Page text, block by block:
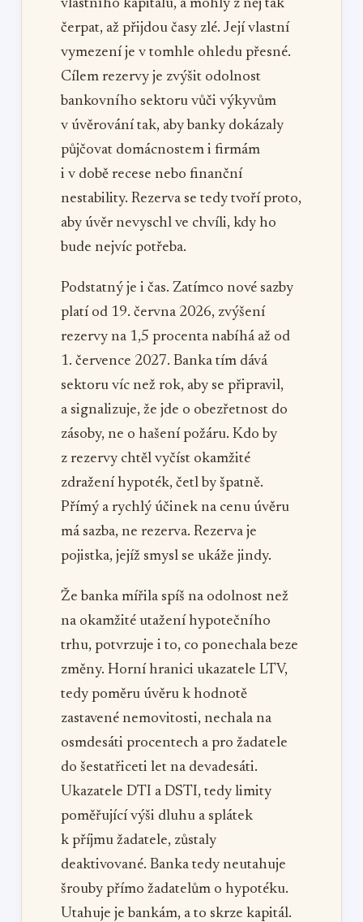
vlastního kapitálu, a mohly z něj tak
čerpat, až přijdou časy zlé. Její vlastní
vymezení je v tomhle ohledu přesné.
Cílem rezervy je zvýšit odolnost
bankovního sektoru vůči výkyvům
v úvěrování tak, aby banky dokázaly
půjčovat domácnostem i firmám
i v době recese nebo finanční
nestability. Rezerva se tedy tvoří proto,
aby úvěr nevyschl ve chvíli, kdy ho
bude nejvíc potřeba.
Podstatný je i čas. Zatímco nové sazby
platí od 19. června 2026, zvýšení
rezervy na 1,5 procenta nabíhá až od
1. července 2027. Banka tím dává
sektoru víc než rok, aby se připravil,
a signalizuje, že jde o obezřetnost do
zásoby, ne o hašení požáru. Kdo by
z rezervy chtěl vyčíst okamžité
zdražení hypoték, četl by špatně.
Přímý a rychlý účinek na cenu úvěru
má sazba, ne rezerva. Rezerva je
pojistka, jejíž smysl se ukáže jindy.
Že banka mířila spíš na odolnost než
na okamžité utažení hypotečního
trhu, potvrzuje i to, co ponechala beze
změny. Horní hranici ukazatele LTV,
tedy poměru úvěru k hodnotě
zastavené nemovitosti, nechala na
osmdesáti procentech a pro žadatele
do šestatřiceti let na devadesáti.
Ukazatele DTI a DSTI, tedy limity
poměřující výši dluhu a splátek
k příjmu žadatele, zůstaly
deaktivované. Banka tedy neutahuje
šrouby přímo žadatelům o hypotéku.
Utahuje je bankám, a to skrze kapitál.